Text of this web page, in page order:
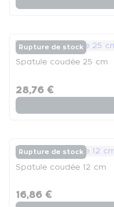
Rupture de stock
Spatule coudée 25 cm
28,76 €
Rupture de stock
Spatule coudée 12 cm
16,86 €